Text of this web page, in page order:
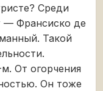
Среди
— Франсиско де
Такой
От огорчения
Он тоже